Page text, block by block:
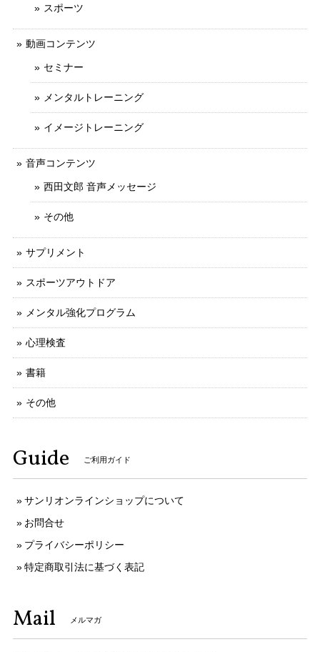
スポーツ
動画コンテンツ
セミナー
メンタルトレーニング
イメージトレーニング
音声コンテンツ
西田文郎 音声メッセージ
その他
サプリメント
スポーツアウトドア
メンタル強化プログラム
心理検査
書籍
その他
Guide ご利用ガイド
サンリオンラインショップについて
お問合せ
プライバシーポリシー
特定商取引法に基づく表記
Mail メルマガ